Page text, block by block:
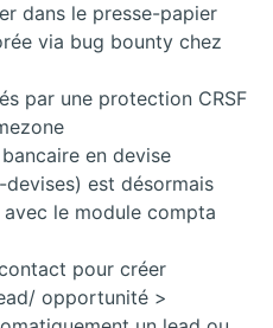
dans le presse-papier
via bug bounty chez
par une protection CRSF
en devise
est désormais
le module compta
pour créer
opportunité >